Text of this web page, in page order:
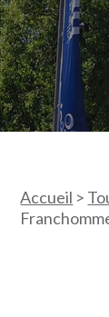
Accueil >